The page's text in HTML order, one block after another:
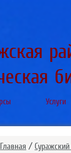
Услуги
Главная /